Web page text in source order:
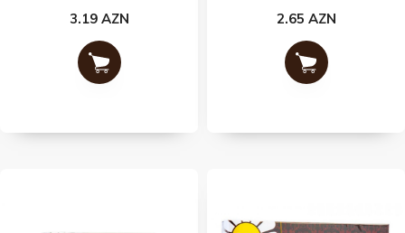
3.19 AZN 2.65 AZN